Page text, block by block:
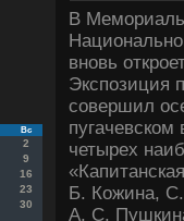
Вс
2
9
16
23
30
В
вновь
Экспозиция
совершил
четырех
Б. Кожина,
А. С.